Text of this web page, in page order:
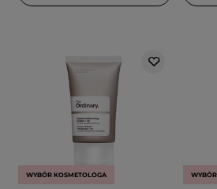
WYBÓR KOSMETOLOGA